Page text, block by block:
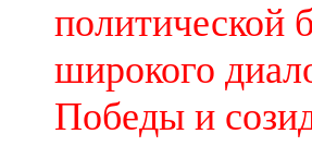
политической
широкого
Победы и